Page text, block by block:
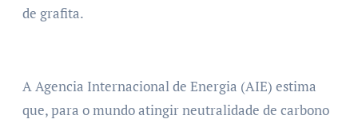
de grafita.
A Agencia Internacional de Energia (AIE) estima
que, para o mundo atingir neutralidade de carbono